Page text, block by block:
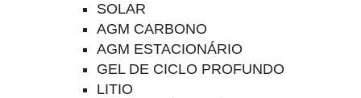
SOLAR
AGM CARBONO
AGM ESTACIONÁRIO
GEL DE CICLO PROFUNDO
LITIO